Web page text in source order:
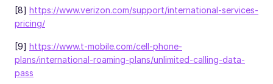
[8] https://www.verizon.com/support/international-services-
pricing/
[9] https://www.t-mobile.com/cell-phone-
plans/international-roaming-plans/unlimited-calling-data-
pass